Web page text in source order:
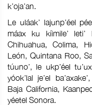
k’oja’an.
Le uláak’ lajunp’éel
máax ku kíimile’ leti’
Chihuahua, Colima,
León, Quintana Roo,
túuno’, le ukp’éel
yóok’lal je’el
Baja California,
yéetel Sonora.